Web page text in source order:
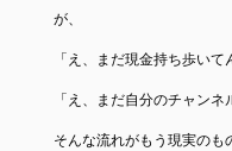
が、
「え、まだ現金持ち歩いて
「え、まだ自分のチャン
そんな流れがもう現実のも